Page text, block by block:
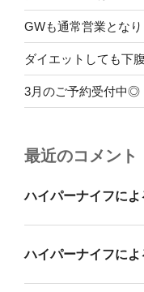
GWも通常営業となり
ダイエットしても下
3月のご予約受付中◎
最近のコメント
ハイパーナイフによ
ハイパーナイフによ